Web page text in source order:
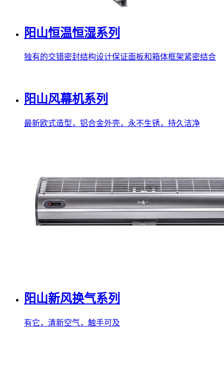
阳山恒温恒湿系列
独有的交错密封结构设计保证面板和箱体框架紧密结合
阳山风幕机系列
最新欧式造型，铝合金外壳，永不生锈，持久洁净
阳山新风换气系列
有它，清新空气，触手可及